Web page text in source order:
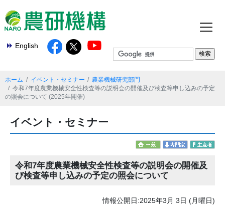
English
ホーム イベント・セミナー
農業機械研究部門
令和7年度農業機械安全性検査等の説明会の開催及び検査等申し込みの予定
の照会について (2025年開催)
イベント・セミナー
令和7年度農業機械安全性検査等の説明会の開催及
び検査等申し込みの予定の照会について
情報公開日:2025年3月 3日 (月曜日)